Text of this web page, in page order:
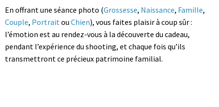
En offrant une séance photo (Grossesse, Naissance, Famille,
Couple, Portraitou Chien), vous faites plaisir à coup sûr :
l’émotion est au rendez-vous à la découverte du cadeau,
pendant l’expérience du shooting, et chaque fois qu’ils
transmettront ce précieux patrimoine familial.